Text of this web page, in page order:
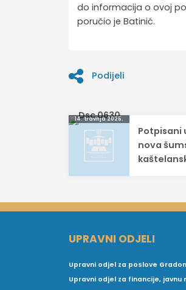
do informacija o ovoj
poručio je Batinić.
Podijeli
Navigacija
objava
14. travnja 2025.
Potpisani
nova
UPRAVNI ODJELI
Upravni odjel za poslove
Upravni odjel za financije,